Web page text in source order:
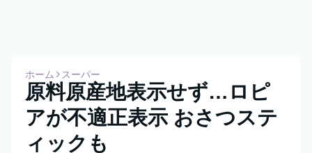
ホーム スーパー
原料原産地表示せず…ロピ
アが不適正表示 おさつステ
ィックも